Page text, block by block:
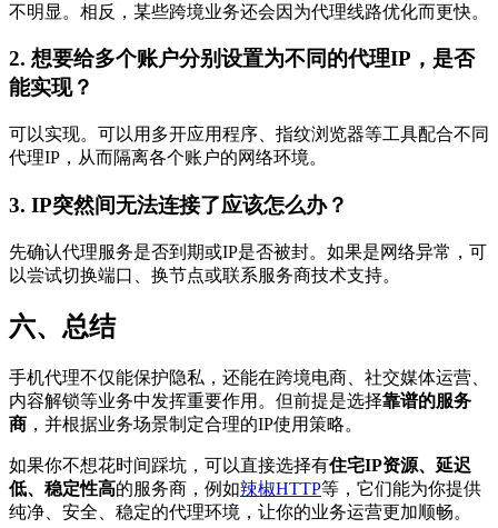
不明显。相反，某些跨境业务还会因为代理线路优化而更快。
2. 想要给多个账户分别设置为不同的代理IP，是否
能实现？
可以实现。可以用多开应用程序、指纹浏览器等工具配合不同
代理IP，从而隔离各个账户的网络环境。
3. IP突然间无法连接了应该怎么办？
先确认代理服务是否到期或IP是否被封。如果是网络异常，可
以尝试切换端口、换节点或联系服务商技术支持。
六、总结
手机代理不仅能保护隐私，还能在跨境电商、社交媒体运营、
内容解锁等业务中发挥重要作用。但前提是选择靠谱的服务
商 ，并根据业务场景制定合理的IP使用策略。
如果你不想花时间踩坑，可以直接选择有住宅IP资源、延迟
低、稳定性高的服务商，例如辣椒HTTP等，它们能为你提供
纯净、安全、稳定的代理环境，让你的业务运营更加顺畅。